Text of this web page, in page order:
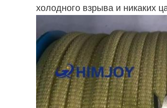
холодного взрыва и никаких